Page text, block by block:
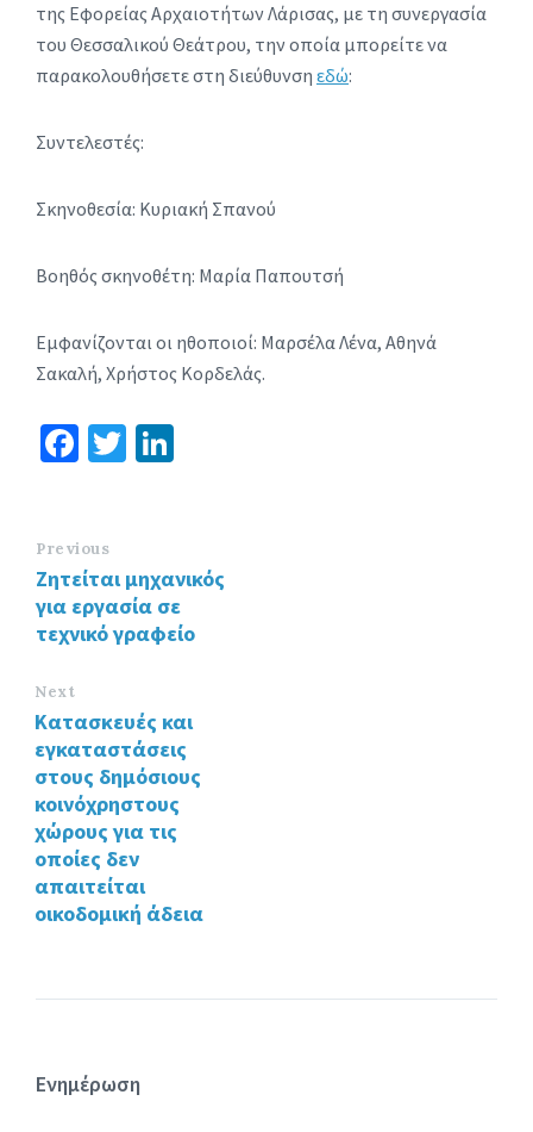
της Εφορείας Αρχαιοτήτων Λάρισας, με τη συνεργασία
του Θεσσαλικού Θεάτρου, την οποία μπορείτε να
παρακολουθήσετε στη διεύθυνση εδώ:
Συντελεστές:
Σκηνοθεσία: Κυριακή Σπανού
Βοηθός σκηνοθέτη: Μαρία Παπουτσή
Εμφανίζονται οι ηθοποιοί: Μαρσέλα Λένα, Αθηνά
Σακαλή, Χρήστος Κορδελάς.
Fa
o
o
k
T
n
Previous
Ζητείται μηχανικός
για εργασία σε
τεχνικό γραφείο
Next
Κατασκευές και
εγκαταστάσεις
στους δημόσιους
κοινόχρηστους
χώρους για τις
οποίες δεν
απαιτείται
οικοδομική άδεια
Ενημέρωση